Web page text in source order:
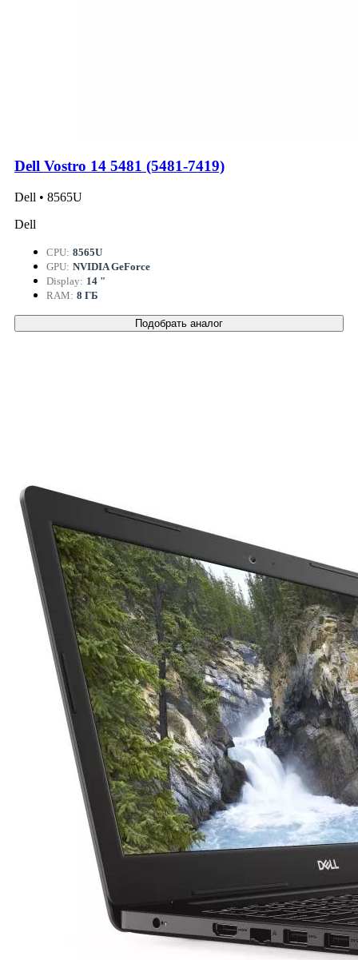
Dell Vostro 14 5481 (5481-7419)
Dell • 8565U
Dell
CPU: 8565U
GPU: NVIDIA GeForce
Display: 14 "
RAM: 8 ГБ
Подобрать аналог